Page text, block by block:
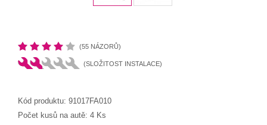
(55 NÁZORŮ)
(SLOŽITOST INSTALACE)
Kód produktu:91017FA010
Počet kusů na autě:4 Ks